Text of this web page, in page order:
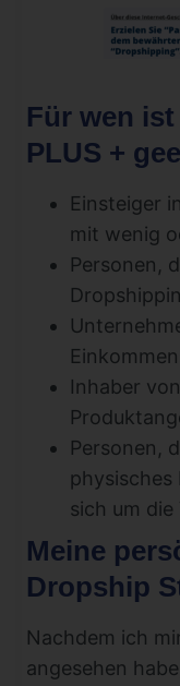
Für wen
PLUS +
Einsteiger
mit wenig
Personen,
Inhaber
Personen,
sich um
Meine
Dropship
Nachdem ich
angesehen